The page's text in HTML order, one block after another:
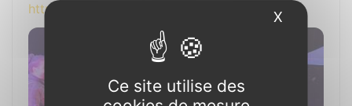
https://709prod.fr/mago/
Ce site utilise des
X Masquer